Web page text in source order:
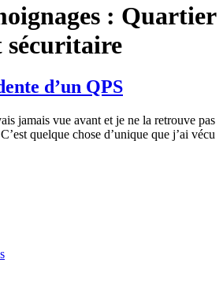
: Quartier
sécuritaire
d’un QPS
jamais vue avant et je ne la retrouve pas
quelque chose d’unique que j’ai vécu